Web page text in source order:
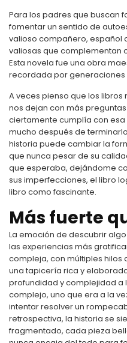
Para los padres que buscan
fomentar un sentido de
valioso compañero, español
valiosas que complementan
Esta novela fue una obra
recordada por generaciones
A veces pienso que los
nos dejan con más
ciertamente cumplía con
mucho después de
historia puede cambiar la
que nunca pesar de su
que esperaba, dejándome
sus imperfecciones, el libro
libro como fascinante.
Más fuerte
La emoción de descubrir
las experiencias más
compleja, con múltiples hilos
una tapicería rica y
profundidad y complejidad a
complejo, uno que era a la
intentar resolver un
retrospectiva, la historia se
fragmentado, cada pieza